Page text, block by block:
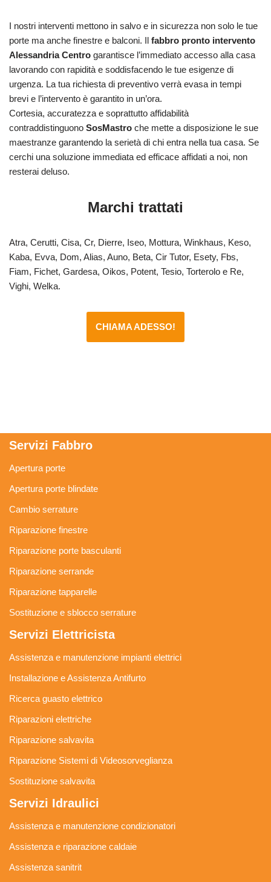
I nostri interventi mettono in salvo e in sicurezza non solo le tue
porte ma anche finestre e balconi. Il fabbro pronto intervento
Alessandria Centro garantisce l’immediato accesso alla casa
lavorando con rapidità e soddisfacendo le tue esigenze di
urgenza. La tua richiesta di preventivo verrà evasa in tempi
brevi e l’intervento è garantito in un’ora.
Cortesia, accuratezza e soprattutto affidabilità
contraddistinguono SosMastro che mette a disposizione le sue
maestranze garantendo la serietà di chi entra nella tua casa. Se
cerchi una soluzione immediata ed efficace affidati a noi, non
resterai deluso.
Marchi trattati
Atra, Cerutti, Cisa, Cr, Dierre, Iseo, Mottura, Winkhaus, Keso,
Kaba, Evva, Dom, Alias, Auno, Beta, Cir Tutor, Esety, Fbs,
Fiam, Fichet, Gardesa, Oikos, Potent, Tesio, Torterolo e Re,
Vighi, Welka.
CHIAMA ADESSO!
Servizi Fabbro
Apertura porte
Apertura porte blindate
Cambio serrature
Riparazione finestre
Riparazione porte basculanti
Riparazione serrande
Riparazione tapparelle
Sostituzione e sblocco serrature
Servizi Elettricista
Assistenza e manutenzione impianti elettrici
Installazione e Assistenza Antifurto
Ricerca guasto elettrico
Riparazioni elettriche
Riparazione salvavita
Riparazione Sistemi di Videosorveglianza
Sostituzione salvavita
Servizi Idraulici
Assistenza e manutenzione condizionatori
Assistenza e riparazione caldaie
Assistenza sanitrit